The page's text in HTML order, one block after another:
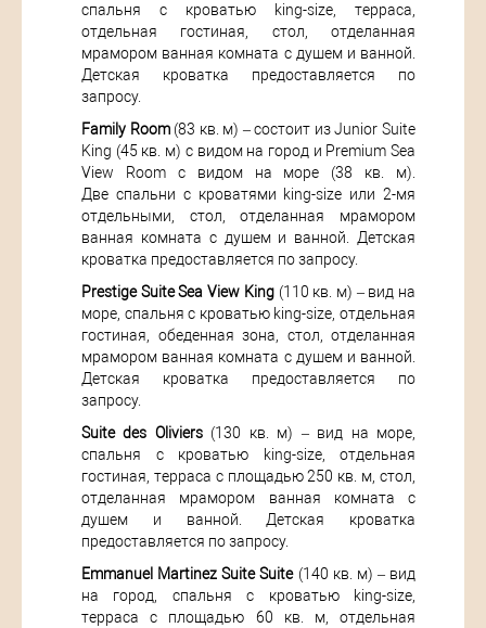
спальня с кроватью king-size, терраса,
отдельная гостиная, стол, отделанная
мрамором ванная комната с душем и ванной.
Детская кроватка предоставляется по
запросу.
Family Room(83 кв. м) – состоит из Junior Suite
King (45 кв. м) с видом на город и Premium Sea
View Room с видом на море (38 кв. м).
Две спальни с кроватями king-size или 2-мя
отдельными, стол, отделанная мрамором
ванная комната с душем и ванной. Детская
кроватка предоставляется по запросу.
Prestige Suite Sea View King(110 кв. м) – вид на
море, спальня с кроватью king-size, отдельная
гостиная, обеденная зона, стол, отделанная
мрамором ванная комната с душем и ванной.
Детская кроватка предоставляется по
запросу.
Suite des Oliviers(130 кв. м) – вид на море,
спальня с кроватью king-size, отдельная
гостиная, терраса с площадью 250 кв. м, стол,
отделанная мрамором ванная комната с
душем и ванной. Детская кроватка
предоставляется по запросу.
Emmanuel Martinez Suite Suite(140 кв. м) – вид
на город, спальня с кроватью king-size,
терраса с площадью 60 кв. м, отдельная